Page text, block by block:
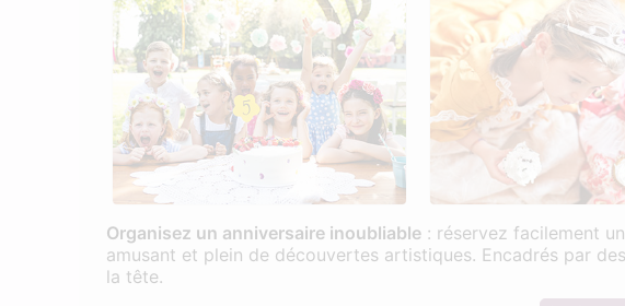
Organisez un anniversaire inoubliable : réservez facilement
amusant et plein de découvertes artistiques. Encadrés par
la tête.